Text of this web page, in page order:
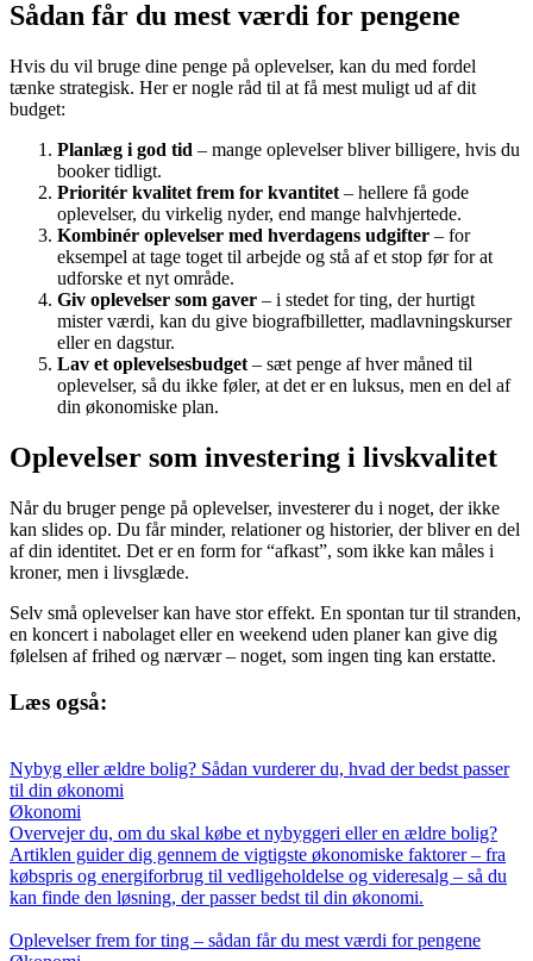
Sådan får du mest værdi for pengene
Hvis du vil bruge dine penge på oplevelser, kan du med fordel
tænke strategisk. Her er nogle råd til at få mest muligt ud af dit
budget:
Planlæg i god tid – mange oplevelser bliver billigere, hvis du
booker tidligt.
Prioritér kvalitet frem for kvantitet – hellere få gode
oplevelser, du virkelig nyder, end mange halvhjertede.
Kombinér oplevelser med hverdagens udgifter – for
eksempel at tage toget til arbejde og stå af et stop før for at
udforske et nyt område.
Giv oplevelser som gaver – i stedet for ting, der hurtigt
mister værdi, kan du give biografbilletter, madlavningskurser
eller en dagstur.
Lav et oplevelsesbudget – sæt penge af hver måned til
oplevelser, så du ikke føler, at det er en luksus, men en del af
din økonomiske plan.
Oplevelser som investering i livskvalitet
Når du bruger penge på oplevelser, investerer du i noget, der ikke
kan slides op. Du får minder, relationer og historier, der bliver en del
af din identitet. Det er en form for “afkast”, som ikke kan måles i
kroner, men i livsglæde.
Selv små oplevelser kan have stor effekt. En spontan tur til stranden,
en koncert i nabolaget eller en weekend uden planer kan give dig
følelsen af frihed og nærvær – noget, som ingen ting kan erstatte.
Læs også:
Nybyg eller ældre bolig? Sådan vurderer du, hvad der bedst passer
til din økonomi
Økonomi
Overvejer du, om du skal købe et nybyggeri eller en ældre bolig?
Artiklen guider dig gennem de vigtigste økonomiske faktorer – fra
købspris og energiforbrug til vedligeholdelse og videresalg – så du
kan finde den løsning, der passer bedst til din økonomi.
Oplevelser frem for ting – sådan får du mest værdi for pengene